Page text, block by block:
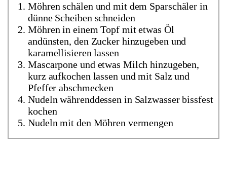
Möhren schälen und mit dem Sparschäler in
dünne Scheiben schneiden
Möhren in einem Topf mit etwas Öl
andünsten, den Zucker hinzugeben und
karamellisieren lassen
Mascarpone und etwas Milch hinzugeben,
kurz aufkochen lassen und mit Salz und
Pfeffer abschmecken
Nudeln währenddessen in Salzwasser bissfest
kochen
Nudeln mit den Möhren vermengen